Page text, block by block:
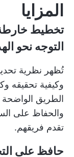
المزايا
تخطيط خارطة
التوجه نحو
تُظهر نظرية
وكيفية تحقيقه
الطريق
والحفاظ على
تقدم فريقهم.
حافظ على